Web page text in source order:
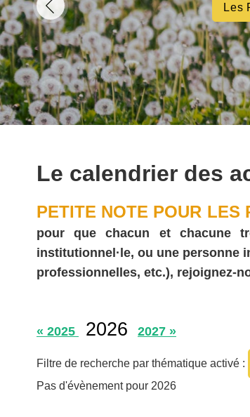
Les
Le calendrier des
PETITE NOTE POUR LES
pour que chacun et chacune
institutionnel·le, ou une personne
professionnelles, etc.), rejoignez-
« 2025 2026 2027 »
Filtre de recherche par thématique activé :
Pas d'évènement pour 2026